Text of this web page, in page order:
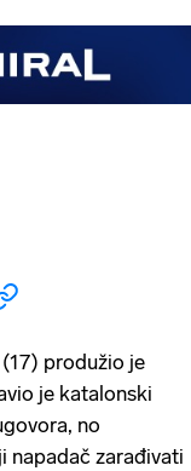
(17) produžio je
je katalonski
no
napadač zarađivati